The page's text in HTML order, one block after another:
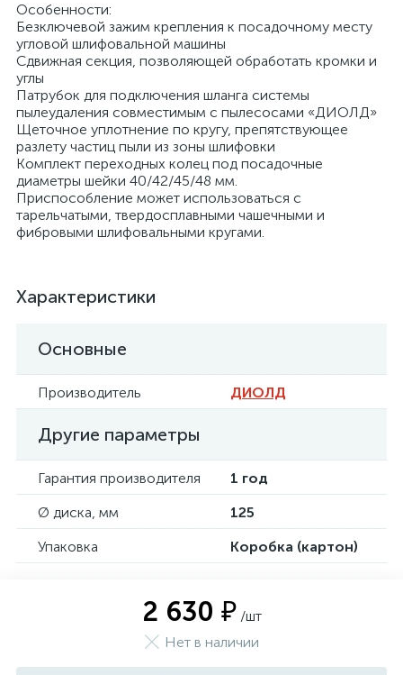
Особенности:
Безключевой зажим крепления к посадочному месту
угловой шлифовальной машины
Сдвижная секция, позволяющей обработать кромки и
углы
Патрубок для подключения шланга системы
пылеудаления совместимым с пылесосами «ДИОЛД»
Щеточное уплотнение по кругу, препятствующее
разлету частиц пыли из зоны шлифовки
Комплект переходных колец под посадочные
диаметры шейки 40/42/45/48 мм.
Приспособление может использоваться с
тарельчатыми, твердосплавными чашечными и
фибровыми шлифовальными кругами.
Характеристики
Основные
Производитель ДИОЛД
Другие параметры
Гарантия производителя
1 год
Ø диска, мм
125
Упаковка
Коробка (картон)
2 630 ₽ /шт
Нет в наличии